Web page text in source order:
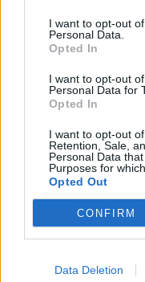
I want to opt-out
Personal Data.
Opted In
I want to opt-out
Personal Data for
Opted In
I want to opt-out
Retention, Sale,
Personal Data
Purposes for
Opted Out
CONFIRM
Data Deletion